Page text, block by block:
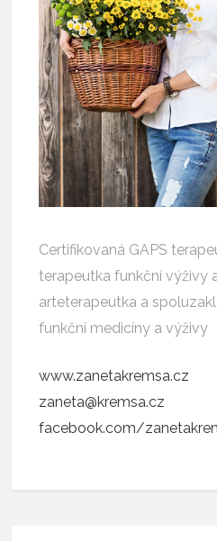
Certifikovaná GAPS
terapeutka funkční výživy
arteterapeutka a
funkční medicíny a výživy
www.zanetakremsa.cz
zaneta@kremsa.cz
facebook.com/